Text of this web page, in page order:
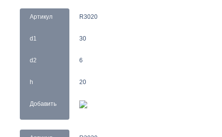
Артикул
d1
d2
h
Добавить
R3020
30
6
20